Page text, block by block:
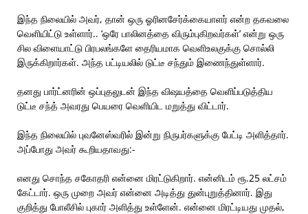
இந்த நிலையில் அவர், தான் ஒரு ஓரினசேர்க்கையாளர் என்ற தகவலை
வெளியிட்டு உள்ளார்.. ‘ஒரே பாலினத்தை விரும்புகிறவர்கள்’ என்று ஒரு
சில விளையாட்டு பிரபலங்களே தைரியமாக வெளிஉலகுக்கு சொல்லி
இருக்கிறார்கள். அந்த பட்டியலில் டுட்டீ சந்தும் இணைந்துள்ளார்.
தனது பார்ட்னரின் ஒப்புதலுடன் இந்த விஷயத்தை வெளிப்படுத்திய
டுட்டீ சந்த் அவரது பெயரை வெளியிட மறுத்து விட்டார்.
இந்த நிலையில் புவனேஸ்வரில் இன்று நிருபர்களுக்கு பேட்டி அளித்தார்.
அப்போது அவர் கூறியதாவது:-
எனது சொந்த சகோதரி என்னை மிரட்டுகிறார். என்னிடம் ரூ.25 லட்சம்
கேட்டார். ஒரு முறை அவர் என்னை அடித்து துன்புறுத்தினார். இது
குறித்து போலீசில் புகார் அளித்து உள்ளேன். என்னை மிரட்டியது முதல்,